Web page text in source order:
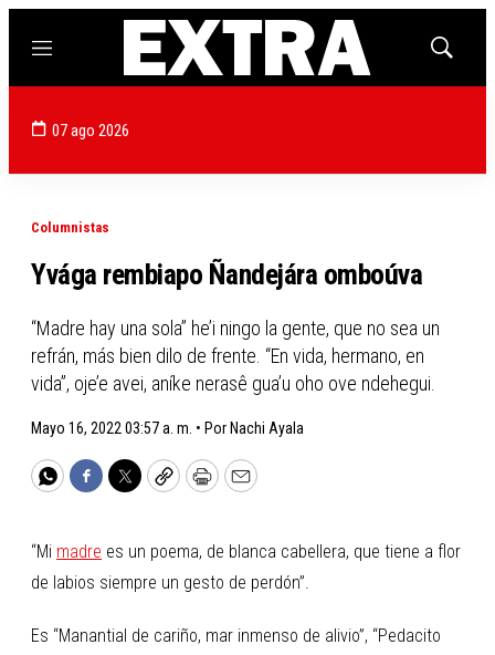
Menú
Mostrar
07 ago 2026
Columnistas
Yvága rembiapo Ñandejára omboúva
“Madre hay una sola” he’i ningo la gente, que no sea un
refrán, más bien dilo de frente. “En vida, hermano, en
vida”, oje’e avei, aníke nerasê gua’u oho ove ndehegui.
Mayo 16, 2022 03:57 a. m. • Por Nachi Ayala
WhatsApp
Facebook
TwitterCopyPrintEmail
“Mi madre es un poema, de blanca cabellera, que tiene a flor
de labios siempre un gesto de perdón”.
Es “Manantial de cariño, mar inmenso de alivio”, “Pedacito